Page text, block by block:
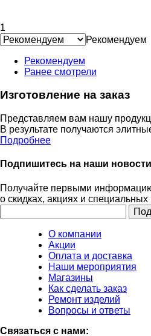
1
Рекомендуем
Рекомендуем
Ранее смотрели
Изготовление на заказ
Представляем вам нашу
В результате получаются
Подробнее
Подпишитесь на наши новости
Получайте первыми
о скидках, акциях и
О компании
Акции
Оплата и доставка
Наши мероприятия
Магазины
Как сделать заказ
Ремонт изделий
Вопросы и ответы
Связаться с нами: